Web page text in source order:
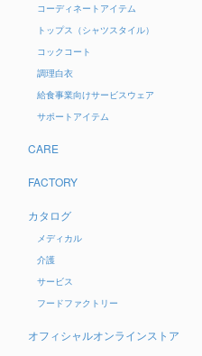
コーディネートアイテム
トップス（シャツスタイル）
コックコート
調理白衣
給食事業向けサービスウェア
サポートアイテム
CARE
FACTORY
カタログ
メディカル
介護
サービス
フードファクトリー
オフィシャルオンラインストア